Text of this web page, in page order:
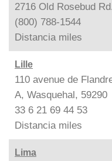
2716 Old Rosebud
(800) 788-1544
Distancia miles
Lille
110 avenue de
A, Wasquehal, 59290
33 6 21 69 44 53
Distancia miles
Lima